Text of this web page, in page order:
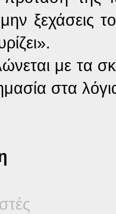
ξεχάσεις
με τα
στα